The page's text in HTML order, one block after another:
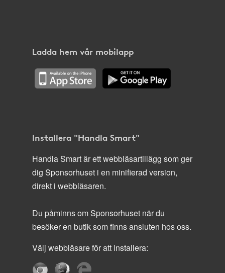
Ladda hem vår mobilapp
Installera "Handla Smart"
Handla Smart är ett webbläsartillägg som ger
dig Sponsorhuset i en minifierad version,
direkt i webbläsaren.
Du påminns om Sponsorhuset när du
besöker en butik som finns ansluten hos oss.
Välj webbläsare för att installera: